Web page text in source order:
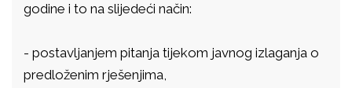
godine i to na slijedeći način:
- postavljanjem pitanja tijekom javnog izlaganja o
predloženim rješenjima,